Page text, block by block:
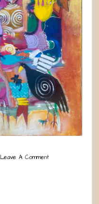
Leave A Comment